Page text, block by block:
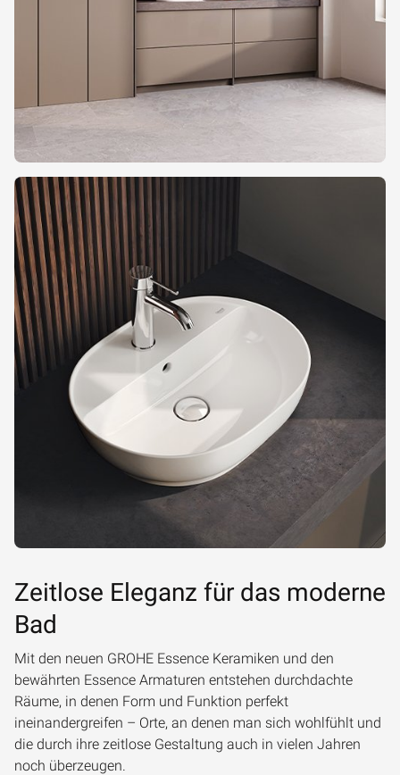
Zeitlose Eleganz für das moderne
Bad
Mit den neuen GROHE Essence Keramiken und den
bewährten Essence Armaturen entstehen durchdachte
Räume, in denen Form und Funktion perfekt
ineinandergreifen – Orte, an denen man sich wohlfühlt und
die durch ihre zeitlose Gestaltung auch in vielen Jahren
noch überzeugen.